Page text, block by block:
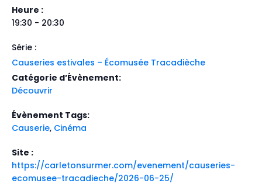
Heure :
19:30 - 20:30
Série :
Causeries estivales – Écomusée Tracadièche
Catégorie d’Évènement:
Découvrir
Évènement Tags:
Causerie, Cinéma
Site :
https://carletonsurmer.com/evenement/causeries-
ecomusee-tracadieche/2026-06-25/